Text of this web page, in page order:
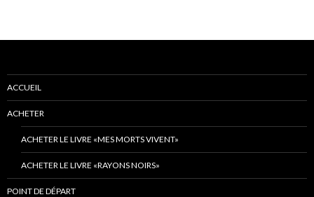
ACCUEIL
ACHETER
ACHETER LE LIVRE «MES MORTS VIVENT»
ACHETER LE LIVRE «RAYONS NOIRS»
POINT DE DÉPART